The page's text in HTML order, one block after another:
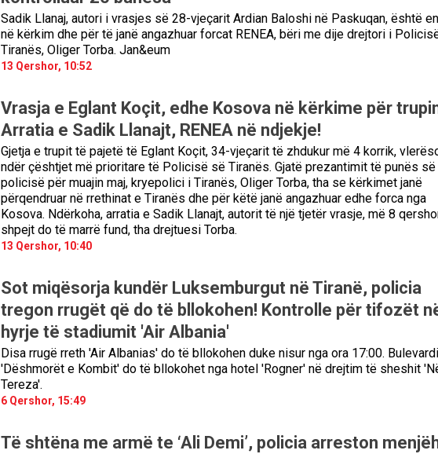
Sadik Llanaj, autori i vrasjes së 28-vjeçarit Ardian Baloshi në Paskuqan, është
në kërkim dhe për të janë angazhuar forcat RENEA, bëri me dije drejtori i
Tiranës, Oliger Torba. Jan&eum
13 Qershor, 10:52
Vrasja e Eglant Koçit, edhe Kosova në kërkime për
Arratia e Sadik Llanajt, RENEA në ndjekje!
Gjetja e trupit të pajetë të Eglant Koçit, 34-vjeçarit të zhdukur më 4 korrik,
ndër çështjet më prioritare të Policisë së Tiranës. Gjatë prezantimit të punës së
policisë për muajin maj, kryepolici i Tiranës, Oliger Torba, tha se kërkimet janë
përqendruar në rrethinat e Tiranës dhe për këtë janë angazhuar edhe forca nga
Kosova. Ndërkoha, arratia e Sadik Llanajt, autorit të një tjetër vrasje, më 8
shpejt do të marrë fund, tha drejtuesi Torba.
13 Qershor, 10:40
Sot miqësorja kundër Luksemburgut në Tiranë, policia
tregon rrugët që do të bllokohen! Kontrolle për tifozët
hyrje të stadiumit 'Air Albania'
Disa rrugë rreth 'Air Albanias' do të bllokohen duke nisur nga ora 17:00. Bulevardi
'Dëshmorët e Kombit' do të bllokohet nga hotel 'Rogner' në drejtim të sheshit
Tereza'.
6 Qershor, 15:49
Të shtëna me armë te ‘Ali Demi’, policia arreston